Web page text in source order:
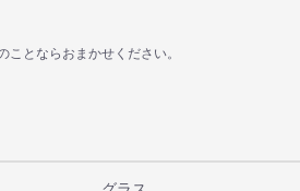
とならおまかせください。